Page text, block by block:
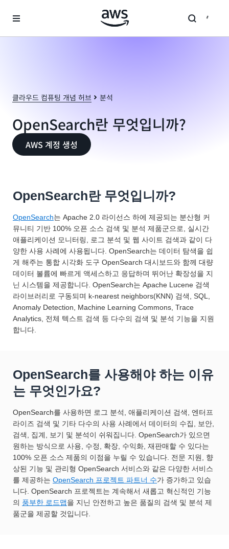
클라우드 컴퓨팅 개념 허브 분석
OpenSearch란 무엇입니까?
AWS 계정 생성
OpenSearch란 무엇입니까?
OpenSearch는 Apache 2.0 라이선스 하에 제공되는 분산형 커
뮤니티 기반 100% 오픈 소스 검색 및 분석 제품군으로, 실시간
애플리케이션 모니터링, 로그 분석 및 웹 사이트 검색과 같이 다
양한 사용 사례에 사용됩니다. OpenSearch는 데이터 탐색을 쉽
게 해주는 통합 시각화 도구 OpenSearch 대시보드와 함께 대량
데이터 볼륨에 빠르게 액세스하고 응답하며 뛰어난 확장성을 지
닌 시스템을 제공합니다. OpenSearch는 Apache Lucene 검색
라이브러리로 구동되며 k-nearest neighbors(KNN) 검색, SQL,
Anomaly Detection, Machine Learning Commons, Trace
Analytics, 전체 텍스트 검색 등 다수의 검색 및 분석 기능을 지원
합니다.
OpenSearch를 사용해야 하는 이유
는 무엇인가요?
OpenSearch를 사용하면 로그 분석, 애플리케이션 검색, 엔터프
라이즈 검색 및 기타 다수의 사용 사례에서 데이터의 수집, 보안,
검색, 집계, 보기 및 분석이 쉬워집니다. OpenSearch가 있으면
원하는 방식으로 사용, 수정, 확장, 수익화, 재판매할 수 있다는
100% 오픈 소스 제품의 이점을 누릴 수 있습니다. 전문 지원, 향
상된 기능 및 관리형 OpenSearch 서비스와 같은 다양한 서비스
를 제공하는 OpenSearch 프로젝트 파트너 수가 증가하고 있습
니다. OpenSearch 프로젝트는 계속해서 새롭고 혁신적인 기능
의 풍부한 로드맵을 지닌 안전하고 높은 품질의 검색 및 분석 제
품군을 제공할 것입니다.